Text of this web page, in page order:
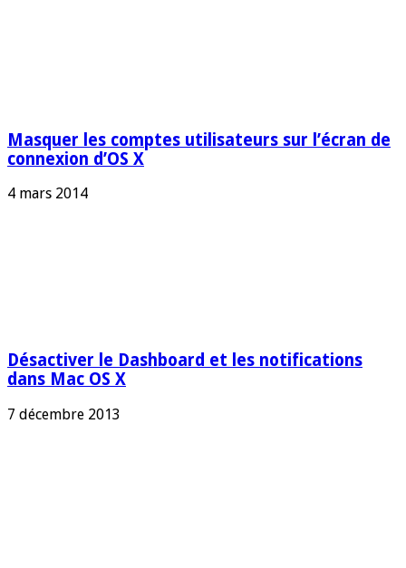
Masquer les comptes utilisateurs sur l’écran de
connexion d’OS X
4 mars 2014
Désactiver le Dashboard et les notifications
dans Mac OS X
7 décembre 2013